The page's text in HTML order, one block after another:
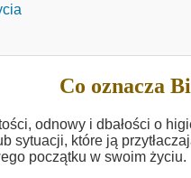
Co oznacza
odnowy i dbałości o
sytuacji, które ją
początku w swoim życiu.